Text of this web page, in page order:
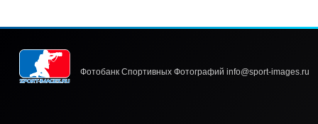
Фотобанк Спортивных Фотографий info@sport-images.ru